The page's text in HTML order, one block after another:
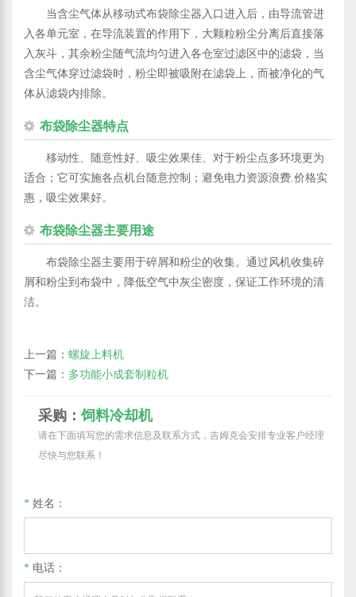
当含尘气体从移动式布袋除尘器入口进入后，由导流管进
入各单元室，在导流装置的作用下，大颗粒粉尘分离后直接落
入灰斗，其余粉尘随气流均匀进入各仓室过滤区中的滤袋，当
含尘气体穿过滤袋时，粉尘即被吸附在滤袋上，而被净化的气
体从滤袋内排除。
布袋除尘器特点
移动性、随意性好、吸尘效果佳、对于粉尘点多环境更为
适合；它可实施各点机台随意控制；避免电力资源浪费.价格实
惠，吸尘效果好。
布袋除尘器主要用途
布袋除尘器主要用于碎屑和粉尘的收集。通过风机收集碎
屑和粉尘到布袋中，降低空气中灰尘密度，保证工作环境的清
洁。
上一篇： 螺旋上料机
下一篇： 多功能小成套制粒机
采购：饲料冷却机
请在下面填写您的需求信息及联系方式，吉姆克会安排专业客户经理
尽快与您联系！
* 姓名：
* 电话：